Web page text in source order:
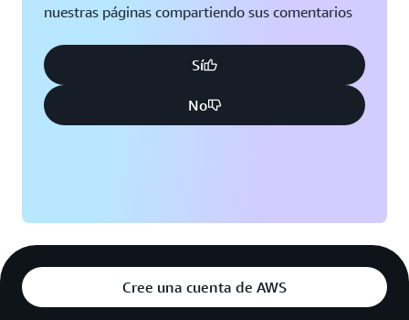
nuestras páginas compartiendo sus comentarios
Sí
No
Cree una cuenta de AWS